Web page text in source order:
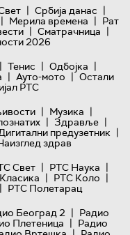
| Србија данас |
| Мерила времена | Рат
| Сматрачница |
2026
| Тенис | Одбојка |
| Ауто-мото | Остали
РТС
| Музика |
| Здравље |
предузетник |
здрав
Свет | РТС Наука |
| РТС Коло |
| РТС Полетарац
Београд 2 | Радио
Плетеница | Радио